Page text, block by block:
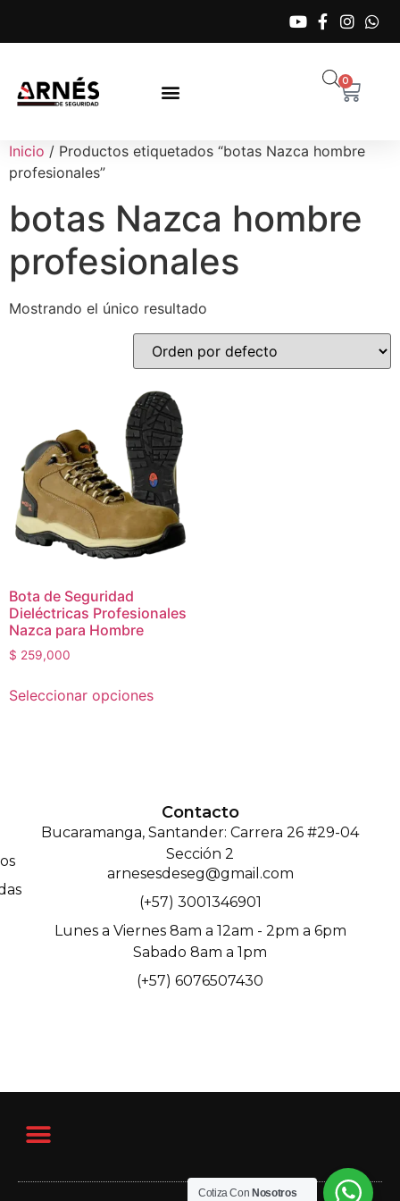
0
Inicio / Productos etiquetados “botas Nazca hombre
profesionales”
botas Nazca hombre
profesionales
Mostrando el único resultado
Bota de Seguridad
Dieléctricas Profesionales
Nazca para Hombre
$ 259,000
Seleccionar opciones
Contacto
Bucaramanga, Santander: Carrera 26 #29-04
Sección 2
arnesesdeseg@gmail.com
(+57) 3001346901
Lunes a Viernes 8am a 12am - 2pm a 6pm
Sabado 8am a 1pm
(+57) 6076507430
Cotiza Con Nosotros